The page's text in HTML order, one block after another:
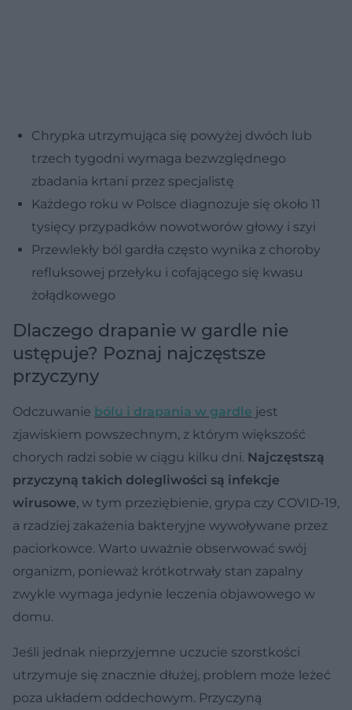
Chrypka utrzymująca się powyżej dwóch lub
trzech tygodni wymaga bezwzględnego
zbadania krtani przez specjalistę
Każdego roku w Polsce diagnozuje się około 11
tysięcy przypadków nowotworów głowy i szyi
Przewlekły ból gardła często wynika z choroby
refluksowej przełyku i cofającego się kwasu
żołądkowego
Dlaczego drapanie w gardle nie
ustępuje? Poznaj najczęstsze
przyczyny
Odczuwanie bólu i drapania w gardle jest
zjawiskiem powszechnym, z którym większość
chorych radzi sobie w ciągu kilku dni. Najczęstszą
przyczyną takich dolegliwości są infekcje
wirusowe, w tym przeziębienie, grypa czy COVID-19,
a rzadziej zakażenia bakteryjne wywoływane przez
paciorkowce. Warto uważnie obserwować swój
organizm, ponieważ krótkotrwały stan zapalny
zwykle wymaga jedynie leczenia objawowego w
domu.
Jeśli jednak nieprzyjemne uczucie szorstkości
utrzymuje się znacznie dłużej, problem może leżeć
poza układem oddechowym. Przyczyną